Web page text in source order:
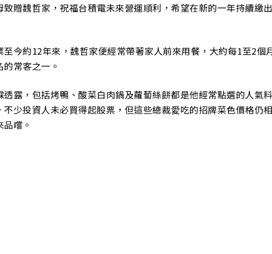
贈魏哲家，祝福台積電未來營運順利，希望在新的一年持續繳
今約12年來，魏哲家便經常帶著家人前來用餐，大約每1至2個
常客之一。
露，包括烤鴨、酸菜白肉鍋及蘿蔔絲餅都是他經常點選的人氣
少投資人未必買得起股票，但這些總裁愛吃的招牌菜色價格仍
嚐。